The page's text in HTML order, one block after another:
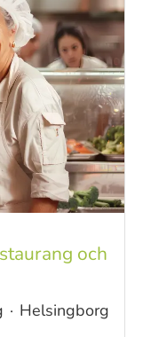
och
· Helsingborg